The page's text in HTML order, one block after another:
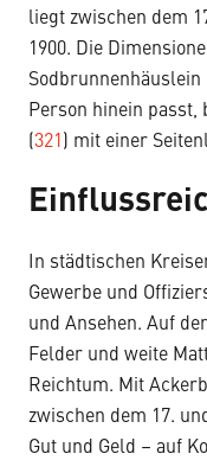
liegt zwischen dem
1900. Die
Sodbrunnenhäuslein
Person hinein passt,
(321) mit einer
In städtischen
Gewerbe und
und Ansehen. Auf
Felder und weite
Reichtum. Mit
zwischen dem 17.
Gut und Geld – auf